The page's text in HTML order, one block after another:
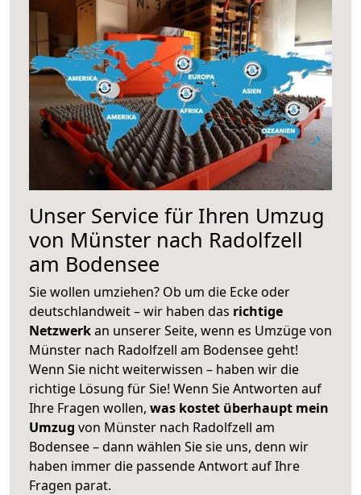
Unser Service für Ihren Umzug
von Münster nach Radolfzell
am Bodensee
Sie wollen umziehen? Ob um die Ecke oder
deutschlandweit – wir haben das richtige
Netzwerkan unserer Seite, wenn es Umzüge von
Münster nach Radolfzell am Bodensee geht!
Wenn Sie nicht weiterwissen – haben wir die
richtige Lösung für Sie! Wenn Sie Antworten auf
Ihre Fragen wollen, was kostet überhaupt mein
Umzug von Münster nach Radolfzell am
Bodensee – dann wählen Sie sie uns, denn wir
haben immer die passende Antwort auf Ihre
Fragen parat.